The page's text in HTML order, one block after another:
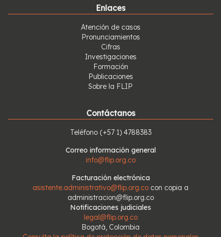
Enlaces
Atención de casos
Pronunciamientos
Cifras
Investigaciones
Formación
Publicaciones
Sobre la FLIP
Contáctanos
Teléfono (+57 1) 4788383
Correo información general
info@flip.org.co
Facturación electrónica
asistente.administrativo@flip.org.co con copia a
administracion@flip.org.co
Notificaciones judiciales
legal@flip.org.co
Bogotá, Colombia